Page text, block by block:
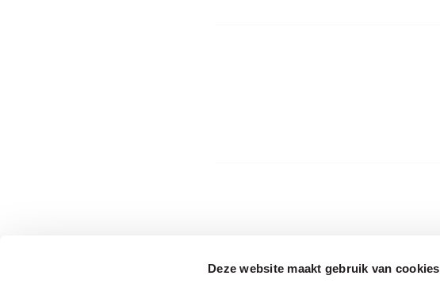
Deze website maakt gebruik van cookies